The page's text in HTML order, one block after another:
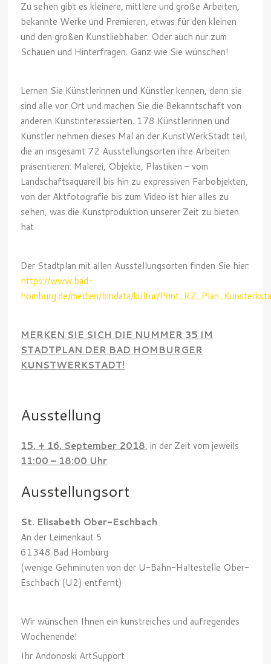
Zu sehen gibt es kleinere, mittlere und große Arbeiten,
bekannte Werke und Premieren, etwas für den kleinen
und den großen Kunstliebhaber. Oder auch nur zum
Schauen und Hinterfragen. Ganz wie Sie wünschen!
Lernen Sie Künstlerinnen und Künstler kennen, denn sie
sind alle vor Ort und machen Sie die Bekanntschaft von
anderen Kunstinteressierten. 178 Künstlerinnen und
Künstler nehmen dieses Mal an der KunstWerkStadt teil,
die an insgesamt 72 Ausstellungsorten ihre Arbeiten
präsentieren: Malerei, Objekte, Plastiken – vom
Landschaftsaquarell bis hin zu expressiven Farbobjekten,
von der Aktfotografie bis zum Video ist hier alles zu
sehen, was die Kunstproduktion unserer Zeit zu bieten
hat.
Der Stadtplan mit allen Ausstellungsorten finden Sie hier:
https://www.bad-
homburg.de/medien/bindata/kultur/
MERKEN SIE SICH DIE NUMMER 35 IM
STADTPLAN DER BAD HOMBURGER
KUNSTWERKSTADT!
Ausstellung
15. + 16. September 2018, in der Zeit vom jeweils
11:00 – 18:00 Uhr
Ausstellungsort
St. Elisabeth Ober-Eschbach
An der Leimenkaut 5
61348 Bad Homburg
(wenige Gehminuten von der U-Bahn-Haltestelle Ober-
Eschbach (U2) entfernt)
Wir wünschen Ihnen ein kunstreiches und aufregendes
Wochenende!
Ihr Andonoski ArtSupport